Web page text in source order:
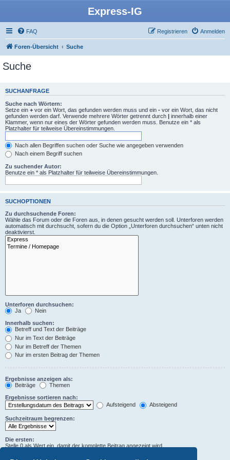
Express-IG
FAQ Anmelden
Registrieren
Foren-Übersicht Suche
Suche
SUCHANFRAGE
Suche nach Wörtern:
Setze ein + vor ein Wort, das gefunden werden muss und ein - vor ein Wort, das nicht
gefunden werden darf. Verwende mehrere Wörter getrennt durch | innerhalb einer
Klammer, wenn nur eines der Wörter gefunden werden muss. Benutze ein * als
Platzhalter für teilweise Übereinstimmungen.
Nach allen Begriffen suchen oder Suche wie angegeben verwenden
Nach einem Begriff suchen
Zu suchender Autor:
Benutze ein * als Platzhalter für teilweise Übereinstimmungen.
SUCHOPTIONEN
Zu durchsuchende Foren:
Wähle das Forum oder die Foren aus, in denen gesucht werden soll. Unterforen werden
automatisch mit durchsucht, sofern du die Option „Unterforen durchsuchen“ unten nicht
deaktivierst.
Unterforen durchsuchen:
Ja
Nein
Innerhalb suchen:
Betreff und Text der Beiträge
Nur im Text der Beiträge
Nur im Betreff der Themen
Nur im ersten Beitrag der Themen
Ergebnisse anzeigen als:
Beiträge
Themen
Ergebnisse sortieren nach:
Aufsteigend
Absteigend
Suchzeitraum begrenzen:
Die ersten:
Stelle 0 als Wert ein, damit der komplette Beitrag angezeigt wird.